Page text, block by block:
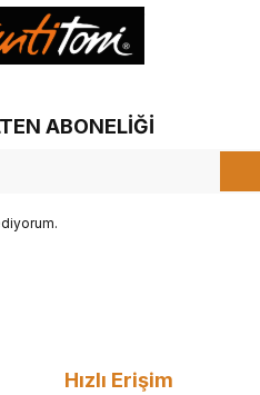
ABONELIĞI
Hızlı Erişim